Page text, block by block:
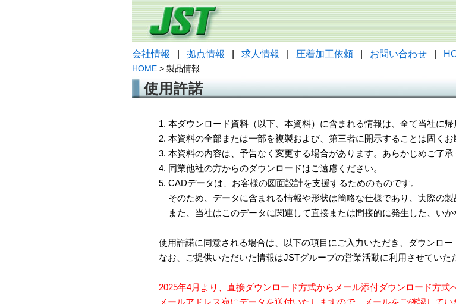
会社情報 拠点情報 求人情報 圧着加工依頼 お問い合わせ
HOME > 製品情報
使用許諾
1. 本ダウンロード資料（以下、本資料）に含まれる情報は、全て当社に帰
2. 本資料の全部または一部を複製および、第三者に開示することは固くお
3. 本資料の内容は、予告なく変更する場合があります。あらかじめご了承
4. 同業他社の方からのダウンロードはご遠慮ください。
5. CADデータは、お客様の図面設計を支援するためのものです。
そのため、データに含まれる情報や形状は簡略な仕様であり、実際の製
また、当社はこのデータに関連して直接または間接的に発生した、いか
使用許諾に同意される場合は、以下の項目にご入力いただき、ダウンロー
なお、ご提供いただいた情報はJSTグループの営業活動に利用させていた
2025年4月より、直接ダウンロード方式からメール添付ダウンロード方式